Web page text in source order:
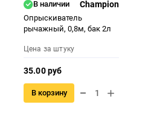
В наличии Champion
Опрыскиватель
рычажный, 0,8м, бак 2л
Цена за штуку
35.00 руб
В корзину